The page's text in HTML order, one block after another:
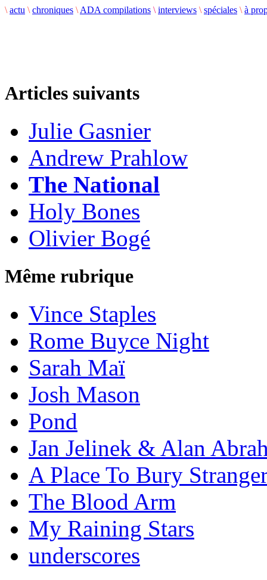
\ actu \ chroniques \ ADA compilations \ interviews \ spéciales \ à
Articles suivants
Julie Gasnier
Andrew Prahlow
The National
Holy Bones
Olivier Bogé
Même rubrique
Vince Staples
Rome Buyce Night
Sarah Maï
Josh Mason
Pond
Jan Jelinek & Alan
A Place To Bury
The Blood Arm
My Raining Stars
underscores